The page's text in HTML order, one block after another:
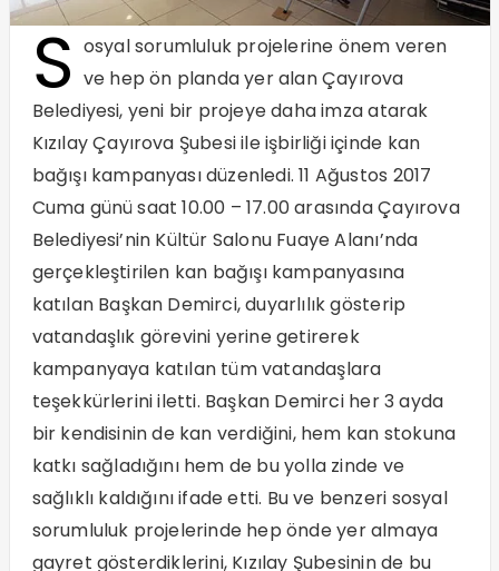
S osyal sorumluluk projelerine önem veren
ve hep ön planda yer alan Çayırova
Belediyesi, yeni bir projeye daha imza atarak
Kızılay Çayırova Şubesi ile işbirliği içinde kan
bağışı kampanyası düzenledi. 11 Ağustos 2017
Cuma günü saat 10.00 – 17.00 arasında Çayırova
Belediyesi’nin Kültür Salonu Fuaye Alanı’nda
gerçekleştirilen kan bağışı kampanyasına
katılan Başkan Demirci, duyarlılık gösterip
vatandaşlık görevini yerine getirerek
kampanyaya katılan tüm vatandaşlara
teşekkürlerini iletti. Başkan Demirci her 3 ayda
bir kendisinin de kan verdiğini, hem kan stokuna
katkı sağladığını hem de bu yolla zinde ve
sağlıklı kaldığını ifade etti. Bu ve benzeri sosyal
sorumluluk projelerinde hep önde yer almaya
gayret gösterdiklerini, Kızılay Şubesinin de bu